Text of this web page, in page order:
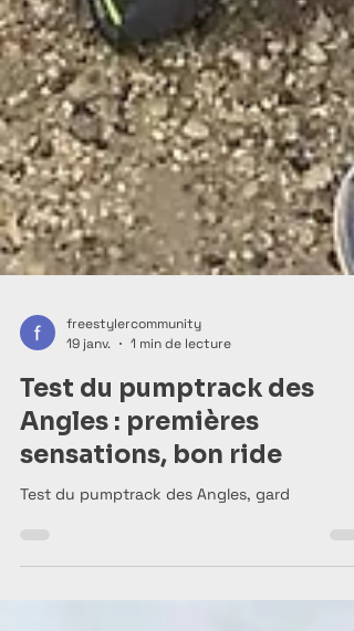
19 janv.
1 min de lecture
Test du pumptrack des
Angles : premières
sensations, bon ride